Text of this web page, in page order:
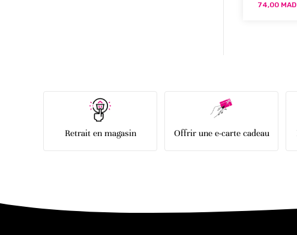
74,00 MAD
Retrait en magasin Offrir une e-carte cadeau